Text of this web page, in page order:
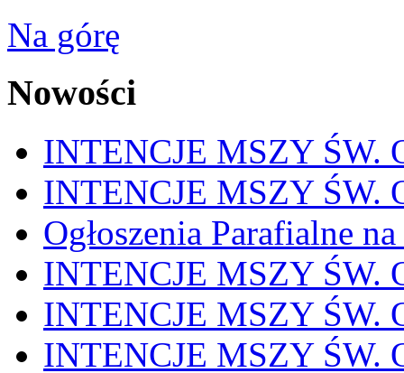
Na górę
Nowości
INTENCJE MSZY ŚW.
INTENCJE MSZY ŚW.
Ogłoszenia Parafialne
INTENCJE MSZY ŚW.
INTENCJE MSZY ŚW.
INTENCJE MSZY ŚW.